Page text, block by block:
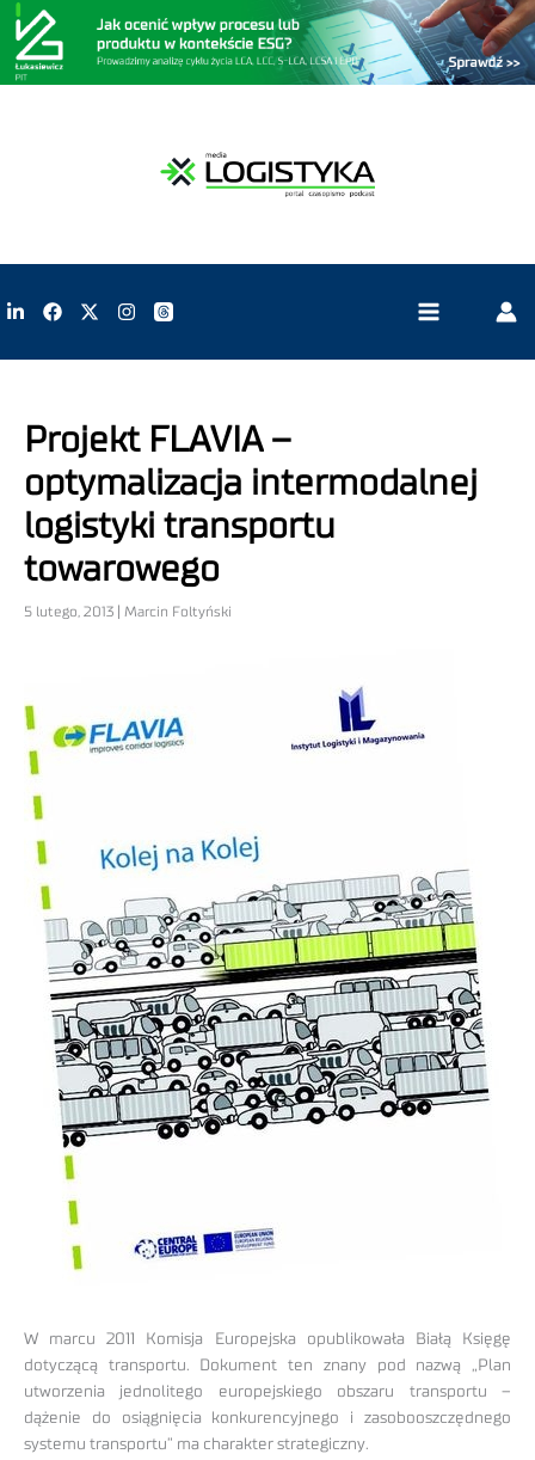
Projekt FLAVIA –
optymalizacja intermodalnej
logistyki transportu
towarowego
5 lutego, 2013 | Marcin Foltyński
W marcu 2011 Komisja Europejska opublikowała Białą Księgę
dotyczącą transportu. Dokument ten znany pod nazwą „Plan
utworzenia jednolitego europejskiego obszaru transportu –
dążenie do osiągnięcia konkurencyjnego i zasobooszczędnego
systemu transportu” ma charakter strategiczny.